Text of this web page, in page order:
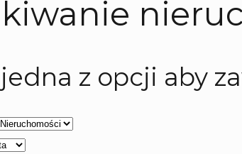
z opcji aby